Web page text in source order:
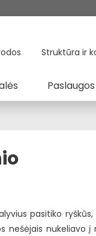
Struktūra ir
Paslaugos
pasitiko
nešėjais nukeliavo